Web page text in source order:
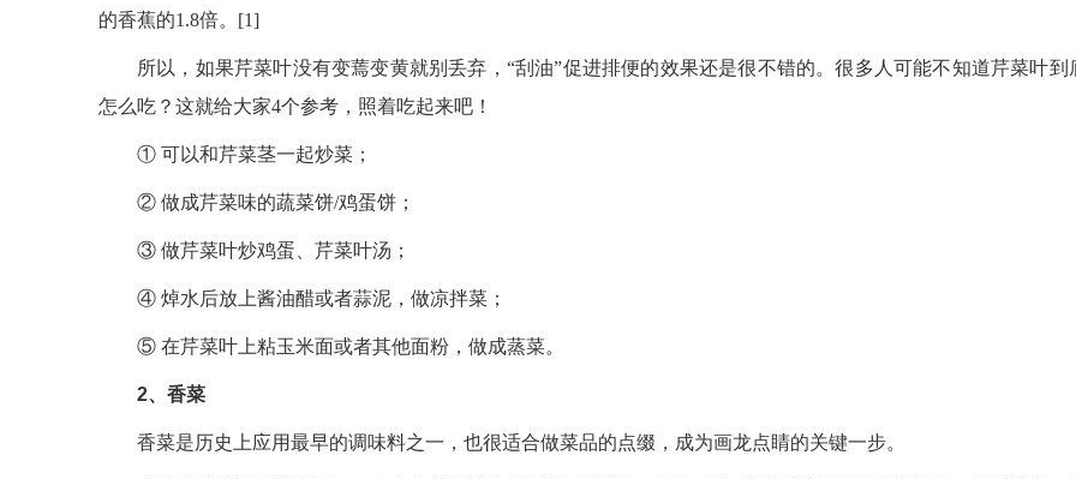
的香蕉的1.8倍。[1]
所以，如果芹菜叶没有变蔫变黄就别丢弃，“刮油”促进排便的效果还是很不错的。很多人可能不知道芹菜叶到
怎么吃？这就给大家4个参考，照着吃起来吧！
① 可以和芹菜茎一起炒菜；
② 做成芹菜味的蔬菜饼/鸡蛋饼；
③ 做芹菜叶炒鸡蛋、芹菜叶汤；
④ 焯水后放上酱油醋或者蒜泥，做凉拌菜；
⑤ 在芹菜叶上粘玉米面或者其他面粉，做成蒸菜。
2、香菜
香菜是历史上应用最早的调味料之一，也很适合做菜品的点缀，成为画龙点睛的关键一步。